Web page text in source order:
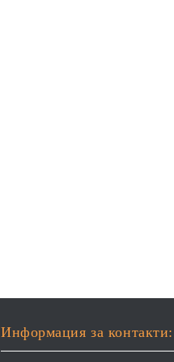
Информация за контакти: